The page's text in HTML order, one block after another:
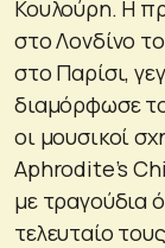
Κουλούρη. Η
στο Λονδίνο
στο Παρίσι,
διαμόρφωσε
οι μουσικοί
Aphrodite’s
με τραγούδια
τελευταίο